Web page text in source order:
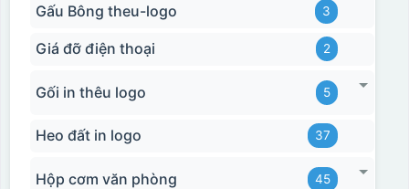
Gấu Bông theu-logo 3
Giá đỡ điện thoại 2
Gối in thêu logo 5
Heo đất in logo 37
Hộp cơm văn phòng 45